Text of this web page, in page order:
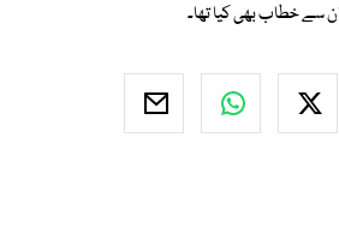
سے خطاب بھی کیا تھا۔